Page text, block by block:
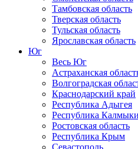
Тамбовская область
Тверская область
Тульская область
Ярославская область
Юг
Весь Юг
Астраханская
Волгоградская
Краснодарский край
Республика Адыгея
Республика
Ростовская область
Республика Крым
Севастополь